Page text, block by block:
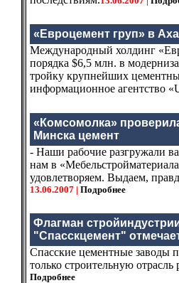
«Евроцемент груп» в
Международный холдинг
порядка $6,5 млн. в
тройку крупнейших
информационное агентство
«Комсомолка»
Минска цемент
- Наши рабочие разгружали
нам в
удовлетворяем. Выдаем,
13.06.2007 | Подробнее
Флагман
"Спасскцемент"
Спасские цементные заводы
только строительную
Подробнее